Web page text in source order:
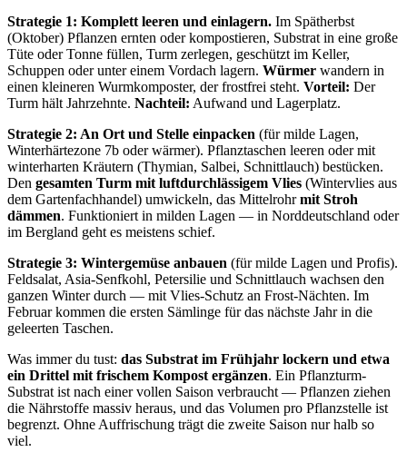
Strategie 1: Komplett leeren und einlagern. Im Spätherbst
(Oktober) Pflanzen ernten oder kompostieren, Substrat in eine große
Tüte oder Tonne füllen, Turm zerlegen, geschützt im Keller,
Schuppen oder unter einem Vordach lagern. Würmer wandern in
einen kleineren Wurmkomposter, der frostfrei steht. Vorteil: Der
Turm hält Jahrzehnte. Nachteil: Aufwand und Lagerplatz.
Strategie 2: An Ort und Stelle einpacken (für milde Lagen,
Winterhärtezone 7b oder wärmer). Pflanztaschen leeren oder mit
winterharten Kräutern (Thymian, Salbei, Schnittlauch) bestücken.
Den gesamten Turm mit luftdurchlässigem Vlies (Wintervlies aus
dem Gartenfachhandel) umwickeln, das Mittelrohrmit Stroh
dämmen. Funktioniert in milden Lagen — in Norddeutschland oder
im Bergland geht es meistens schief.
Strategie 3: Wintergemüse anbauen (für milde Lagen und Profis).
Feldsalat, Asia-Senfkohl, Petersilie und Schnittlauch wachsen den
ganzen Winter durch — mit Vlies-Schutz an Frost-Nächten. Im
Februar kommen die ersten Sämlinge für das nächste Jahr in die
geleerten Taschen.
Was immer du tust: das Substrat im Frühjahr lockern und etwa
ein Drittel mit frischem Kompost ergänzen. Ein Pflanzturm-
Substrat ist nach einer vollen Saison verbraucht — Pflanzen ziehen
die Nährstoffe massiv heraus, und das Volumen pro Pflanzstelle ist
begrenzt. Ohne Auffrischung trägt die zweite Saison nur halb so
viel.